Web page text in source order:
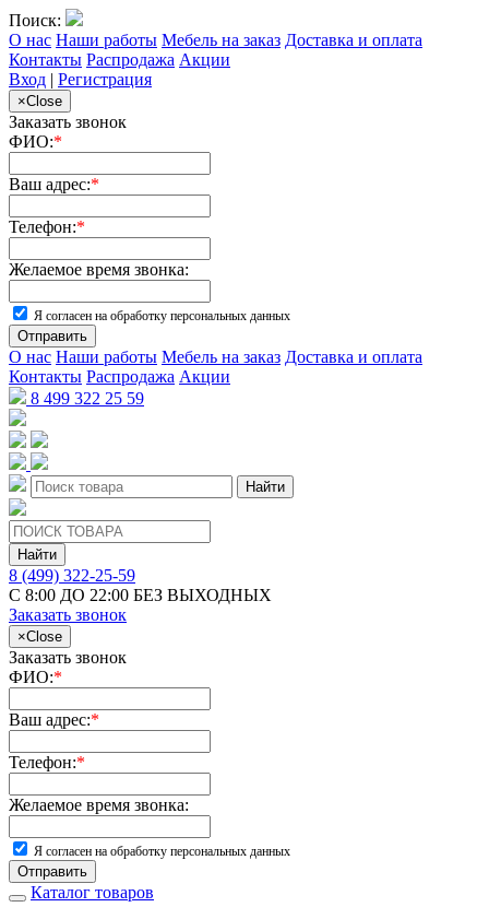
Поиск:
О нас Наши работы Мебель на заказ Доставка и оплата
Контакты Распродажа Акции
Вход | Регистрация
×Close
Заказать звонок
ФИО:*
Ваш адрес:*
Телефон:*
Желаемое время звонка:
Я согласен на обработку персональных данных
Отправить
О нас Наши работы Мебель на заказ Доставка и оплата
Контакты Распродажа Акции
8 499 322 25 59
Найти
Найти
8 (499) 322-25-59
С 8:00 ДО 22:00 БЕЗ ВЫХОДНЫХ
Заказать звонок
×Close
Заказать звонок
ФИО:*
Ваш адрес:*
Телефон:*
Желаемое время звонка:
Я согласен на обработку персональных данных
Отправить
Каталог товаров